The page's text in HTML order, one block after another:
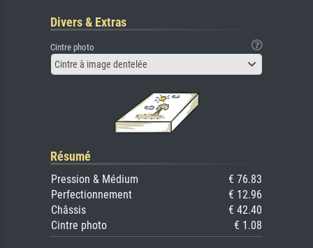
Divers & Extras
Cintre photo
Cintre à image dentelée
Résumé
Pression & Médium
€ 76.83
Perfectionnement
€ 12.96
Châssis
€ 42.40
Cintre photo
€ 1.08